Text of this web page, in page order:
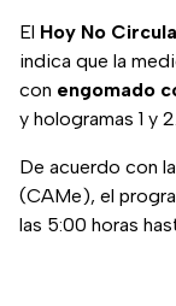
El Hoy No
indica que la
con engomado
y hologramas 1 y 2.
De acuerdo con la
(CAMe), el
las 5:00 horas